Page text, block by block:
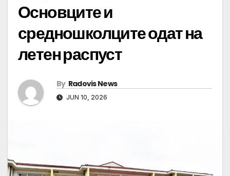
Основците и
средношколците одат на
летен распуст
By Radovis News
JUN 10, 2026